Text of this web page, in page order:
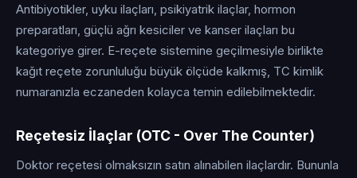
Antibiyotikler, uyku ilaçları, psikiyatrik ilaçlar, hormon
preparatları, güçlü ağrı kesiciler ve kanser ilaçları bu
kategoriye girer. E-reçete sistemine geçilmesiyle birlikte
kağıt reçete zorunluluğu büyük ölçüde kalkmış, TC kimlik
numaranızla eczaneden kolayca temin edilebilmektedir.
Reçetesiz İlaçlar (OTC - Over The Counter)
Doktor reçetesi olmaksızın satın alınabilen ilaçlardır. Bununla